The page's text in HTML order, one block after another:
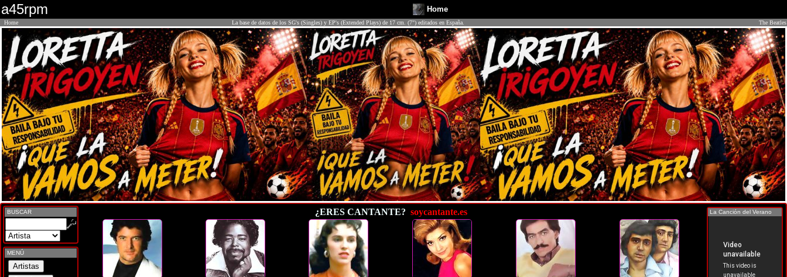
a45rpm Home
Home La base de datos de los SG's (Singles) y EP's (Extended Plays) de 17 cm. (7") editados en España. The Beatles
BUSCAR
MENÚ
¿ERES CANTANTE? soycantante.es La Canción del Verano